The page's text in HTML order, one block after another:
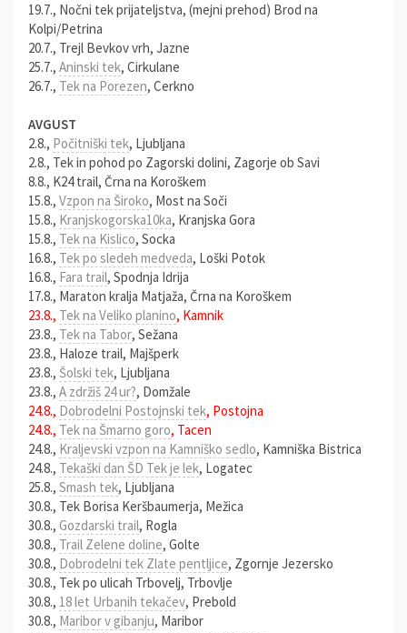
19.7., Nočni tek prijateljstva, (mejni prehod) Brod na
Kolpi/Petrina
20.7., Trejl Bevkov vrh, Jazne
25.7., Aninski tek, Cirkulane
26.7., Tek na Porezen, Cerkno
AVGUST
2.8., Počitniški tek, Ljubljana
2.8., Tek in pohod po Zagorski dolini, Zagorje ob Savi
8.8., K24 trail, Črna na Koroškem
15.8., Vzpon na Široko, Most na Soči
15.8., Kranjskogorska10ka, Kranjska Gora
15.8., Tek na Kislico, Socka
16.8., Tek po sledeh medveda, Loški Potok
16.8., Fara trail, Spodnja Idrija
17.8., Maraton kralja Matjaža, Črna na Koroškem
23.8., Tek na Veliko planino, Kamnik
23.8., Tek na Tabor, Sežana
23.8., Haloze trail, Majšperk
23.8., Šolski tek, Ljubljana
23.8., A zdržiš 24 ur?, Domžale
24.8., Dobrodelni Postojnski tek, Postojna
24.8., Tek na Šmarno goro, Tacen
24.8., Kraljevski vzpon na Kamniško sedlo, Kamniška Bistrica
24.8., Tekaški dan ŠD Tek je lek, Logatec
25.8., Smash tek, Ljubljana
30.8., Tek Borisa Keršbaumerja, Mežica
30.8., Gozdarski trail, Rogla
30.8., Trail Zelene doline, Golte
30.8., Dobrodelni tek Zlate pentljice, Zgornje Jezersko
30.8., Tek po ulicah Trbovelj, Trbovlje
30.8., 18 let Urbanih tekačev, Prebold
30.8., Maribor v gibanju, Maribor